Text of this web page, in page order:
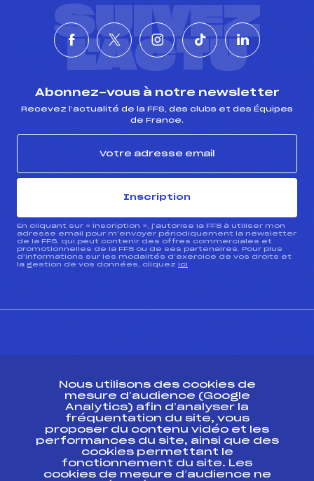
SUIVEZ
L'ACTU
Abonnez-vous à notre newsletter
Recevez l’actualité de la FFS, des clubs et des Équipes
de France.
Inscription
En cliquant sur « inscription », j’autorise la FFS à utiliser mon
adresse email pour m’envoyer périodiquement la newsletter
de la FFS, qui peut contenir des offres commerciales et
promotionnelles de la FFS ou de ses partenaires. Pour plus
d’informations sur les modalités d’exercice de vos droits et
la gestion de vos données, cliquez ici
ESPACE PRESSE
Ressources
Pass’Neige
Projet sportif fédéral
Projet de performance fédéral
Nous utilisons des cookies de
mesure d’audience (Google
Analytics) afin d’analyser la
fréquentation du site, vous
proposer du contenu vidéo et les
performances du site, ainsi que des
cookies permettant le
fonctionnement du site. Les
cookies de mesure d’audience ne